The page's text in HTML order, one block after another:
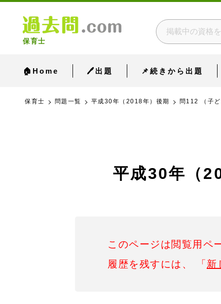
保育士
🏠Home 🖊出題 📌続きから出題
保育士 問題一覧 平成30年（2018年）後期 問112 （子
平成30年（
このページは閲覧用ペ
履歴を残すには、 「 新